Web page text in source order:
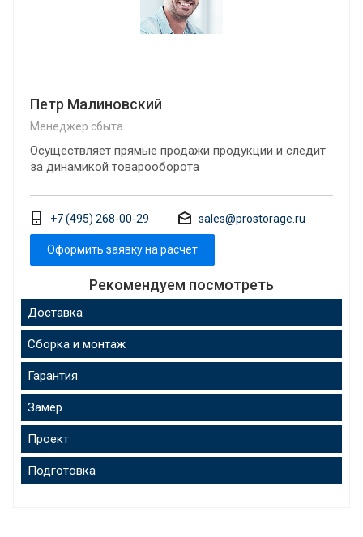
Петр Малиновский
Менеджер сбыта
Осуществляет прямые продажи продукции и следит
за динамикой товарооборота
+7 (495) 268-00-29 sales@prostorage.ru
Оформить заявку на расчет
Рекомендуем посмотреть
Доставка
Сборка и монтаж
Гарантия
Замер
Проект
Подготовка